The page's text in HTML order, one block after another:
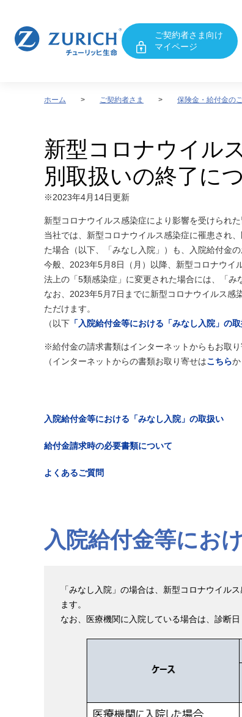
ご契約者さま向け
マイページ
ホーム ご契約者さま 保険金・給付金の
新型コロナウイル
別取扱いの終了に
※2023年4月14日更新
新型コロナウイルス感染症により影響を受けられ
当社では、新型コロナウイルス感染症に罹患され
た場合（以下、「みなし入院」）も、入院給付金
今般、2023年5月8日（月）以降、新型コロナウイ
法上の「5類感染症」に変更された場合には、「み
なお、2023年5月7日までに新型コロナウイルス感
ただけます。
（以下 「入院給付金等における「みなし入院」の
※給付金の請求書類はインターネットからもお取り
（インターネットからの書類お取り寄せはこちらか
入院給付金等における「みなし入院」の取扱い
給付金請求時の必要書類について
よくあるご質問
入院給付金等にお
「みなし入院」の場合は、新型コロナウイル
ます。
なお、医療機関に入院している場合は、診断